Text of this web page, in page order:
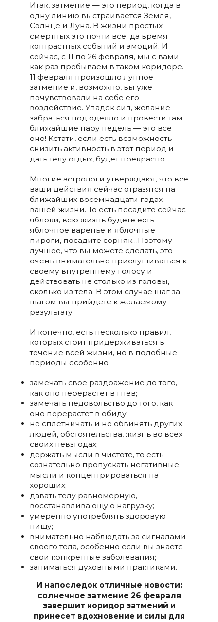
Итак, затмение — это период, когда в
одну линию выстраивается Земля,
Солнце и Луна. В жизни простых
смертных это почти всегда время
контрастных событий и эмоций. И
сейчас, с 11 по 26 февраля, мы с вами
как раз пребываем в таком коридоре.
11 февраля произошло лунное
затмение и, возможно, вы уже
почувствовали на себе его
воздействие. Упадок сил, желание
забраться под одеяло и провести там
ближайшие пару недель — это все
оно! Кстати, если есть возможность
снизить активность в этот период и
дать телу отдых, будет прекрасно.
Многие астрологи утверждают, что все
ваши действия сейчас отразятся на
ближайших восемнадцати годах
вашей жизни. То есть посадите сейчас
яблоки, всю жизнь будете есть
яблочное варенье и яблочные
пироги, посадите сорняк…Поэтому
лучшее, что вы можете сделать, это
очень внимательно прислушиваться к
своему внутреннему голосу и
действовать не столько из головы,
сколько из тела. В этом случае шаг за
шагом вы прийдете к желаемому
результату.
И конечно, есть несколько правил,
которых стоит придерживаться в
течение всей жизни, но в подобные
периоды особенно:
замечать свое раздражение до того,
как оно перерастет в гнев;
замечать недовольство до того, как
оно перерастет в обиду;
не сплетничать и не обвинять других
людей, обстоятельства, жизнь во всех
своих невзгодах;
держать мысли в чистоте, то есть
сознательно пропускать негативные
мысли и концентрироваться на
хороших;
давать телу равномерную,
восстанавливающую нагрузку;
умеренно употреблять здоровую
пищу;
внимательно наблюдать за сигналами
своего тела, особенно если вы знаете
свои конкретные заболевания;
заниматься духовными практиками.
И напоследок отличные новости:
солнечное затмение 26 февраля
завершит коридор затмений и
принесет вдохновение и силы для